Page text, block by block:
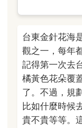
台東金針花海
觀之一，每年
記得第一次去
橘黃色花朵覆
了。不過，規
比如什麼時候
貴不貴等等。